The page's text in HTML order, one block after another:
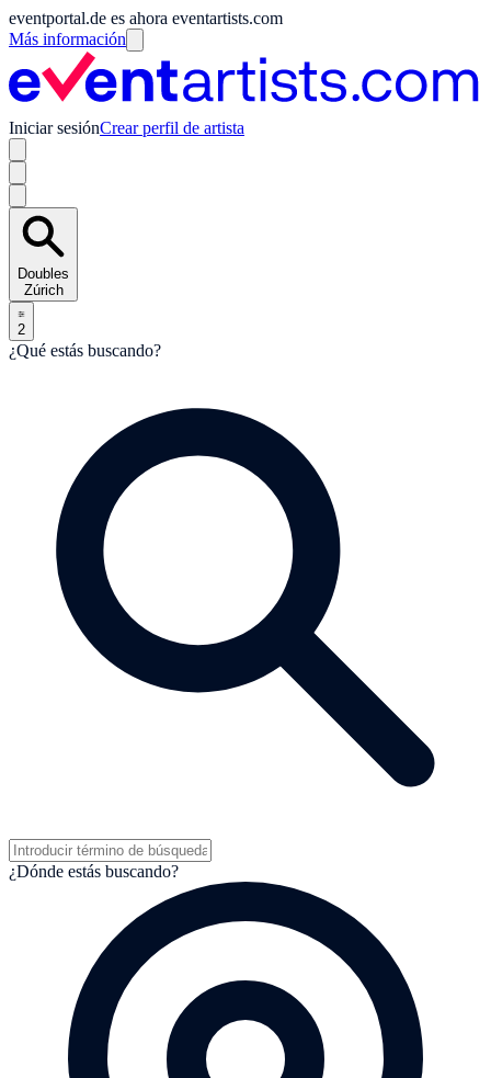
eventportal.de es ahora eventartists.com
Más información
Iniciar sesiónCrear perfil de artista
Doubles
Zúrich
2
¿Qué estás buscando?
¿Dónde estás buscando?